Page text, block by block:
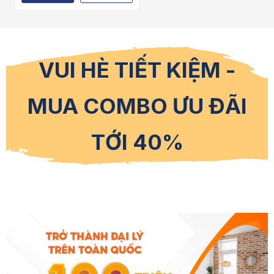
VUI HÈ TIẾT KIỆM -
MUA COMBO ƯU ĐÃI
TỚI 40%